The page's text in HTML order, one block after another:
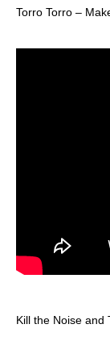
Torro Torro –
Kill the Noise and